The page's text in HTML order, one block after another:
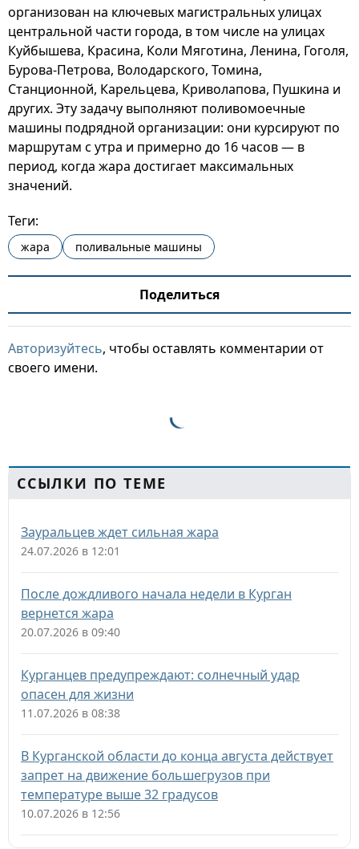
организован на ключевых магистральных улицах
центральной части города, в том числе на улицах
Куйбышева, Красина, Коли Мяготина, Ленина, Гоголя,
Бурова-Петрова, Володарского, Томина,
Станционной, Карельцева, Криволапова, Пушкина и
других. Эту задачу выполняют поливомоечные
машины подрядной организации: они курсируют по
маршрутам с утра и примерно до 16 часов — в
период, когда жара достигает максимальных
значений.
Теги:
жара поливальные машины
Поделиться
Авторизуйтесь, чтобы оставлять комментарии от
своего имени.
ССЫЛКИ ПО ТЕМЕ
Зауральцев ждет сильная жара
24.07.2026 в 12:01
После дождливого начала недели в Курган
вернется жара
20.07.2026 в 09:40
Курганцев предупреждают: солнечный удар
опасен для жизни
11.07.2026 в 08:38
В Курганской области до конца августа действует
запрет на движение большегрузов при
температуре выше 32 градусов
10.07.2026 в 12:56